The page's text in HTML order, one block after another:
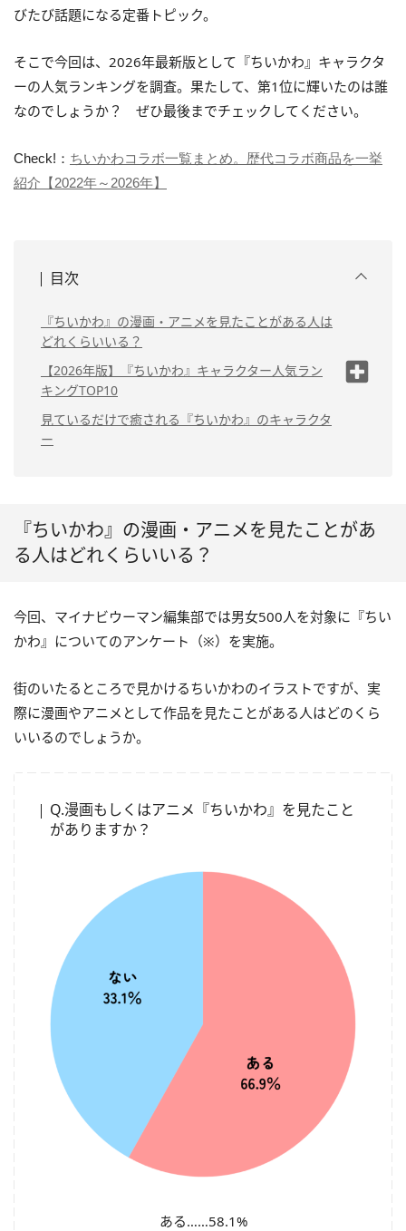
びたび話題になる定番トピック。
そこで今回は、2026年最新版として『ちいかわ』キャラクタ
ーの人気ランキングを調査。果たして、第1位に輝いたのは誰
なのでしょうか？ ぜひ最後までチェックしてください。
Check!： ちいかわコラボ一覧まとめ。歴代コラボ商品を一挙
紹介【2022年～2026年】
目次
『ちいかわ』の漫画・アニメを見たことがある人は
どれくらいいる？
【2026年版】『ちいかわ』キャラクター人気ラン
キングTOP10
1位：ちいかわ（35.1%）
5位：くりまんじゅう（4.8%）
（2.1%）
10位：シーサー（1.7%）
10位：あのこ（1.7%）
見ているだけで癒される『ちいかわ』のキャラクタ
ー
『ちいかわ』の漫画・アニメを見たことがあ
る人はどれくらいいる？
今回、マイナビウーマン編集部では男女500人を対象に『ちい
かわ』についてのアンケート（※）を実施。
街のいたるところで見かけるちいかわのイラストですが、実
際に漫画やアニメとして作品を見たことがある人はどのくら
いいるのでしょうか。
Q.漫画もしくはアニメ『ちいかわ』を見たこと
がありますか？
ある……58.1%